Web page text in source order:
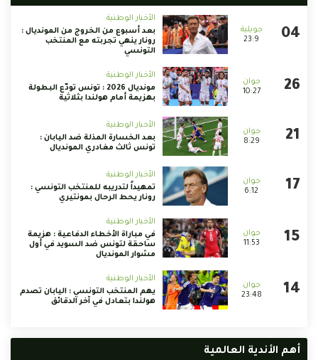
23:9
الأخبار الوطنية
بعد أسبوع من الخروج من المونديال :
رونار ينهي تجربته مع المنتخب
التونسي
10:27
الأخبار الوطنية
مونديال 2026 : تونس تودّع البطولة
بهزيمة أمام هولندا بثلاثية
8:29
الأخبار الوطنية
بعد الخسارة المذلة ضد اليابان :
تونس ثالث مغادري المونديال
6:12
الأخبار الوطنية
تمهيداً لتدريبه للمنتخب التونسي :
رونار يحط الرحال بمونتيري
11:53
الأخبار الوطنية
في مباراة الأخطاء الدفاعية : هزيمة
ساحقة لتونس ضد السويد في أول
مشوار المونديال
23:48
الأخبار الوطنية
يهم المنتخب التونسي : اليابان تصدم
هولندا بتعادل في آخر الدقائق
أهم الأندية العالمية